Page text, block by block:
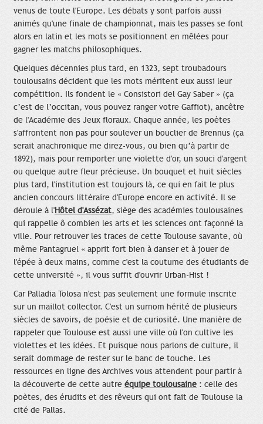
venus de toute l'Europe. Les débats y sont parfois aussi
animés qu'une finale de championnat, mais les passes se font
alors en latin et les mots se positionnent en mêlées pour
gagner les matchs philosophiques.
Quelques décennies plus tard, en 1323, sept troubadours
toulousains décident que les mots méritent eux aussi leur
compétition. Ils fondent le « Consistori del Gay Saber » (ça
c’est de l’occitan, vous pouvez ranger votre Gaffiot), ancêtre
de l'Académie des Jeux floraux. Chaque année, les poètes
s'affrontent non pas pour soulever un bouclier de Brennus (ça
serait anachronique me direz-vous, ou bien qu’à partir de
1892), mais pour remporter une violette d'or, un souci d'argent
ou quelque autre fleur précieuse. Un bouquet et huit siècles
plus tard, l'institution est toujours là, ce qui en fait le plus
ancien concours littéraire d'Europe encore en activité. Il se
déroule à l'Hôtel d'Assézat, siège des académies toulousaines
qui rappelle ô combien les arts et les sciences ont façonné la
ville. Pour retrouver les traces de cette Toulouse savante, où
même Pantagruel « apprit fort bien à danser et à jouer de
l'épée à deux mains, comme c'est la coutume des étudiants de
cette université », il vous suffit d'ouvrir Urban-Hist !
Car Palladia Tolosa n'est pas seulement une formule inscrite
sur un maillot collector. C'est un surnom hérité de plusieurs
siècles de savoirs, de poésie et de curiosité. Une manière de
rappeler que Toulouse est aussi une ville où l'on cultive les
violettes et les idées. Et puisque nous parlons de culture, il
serait dommage de rester sur le banc de touche. Les
ressources en ligne des Archives vous attendent pour partir à
la découverte de cette autre équipe toulousaine : celle des
poètes, des érudits et des rêveurs qui ont fait de Toulouse la
cité de Pallas.